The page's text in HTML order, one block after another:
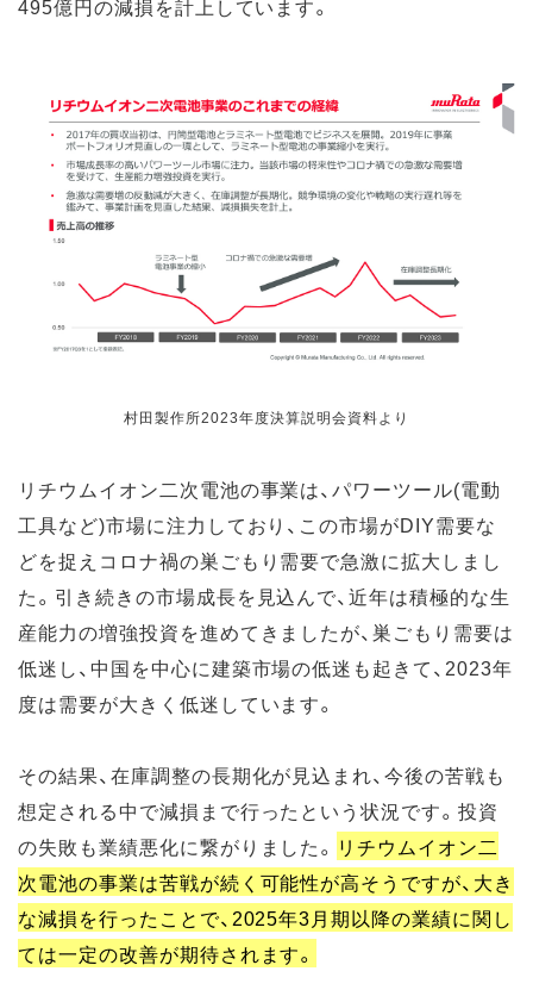
495億円の減損を計上しています。
村田製作所2023年度決算説明会資料より
リチウムイオン二次電池の事業は、パワーツール(電動
工具など)市場に注力しており、この市場がDIY需要な
どを捉えコロナ禍の巣ごもり需要で急激に拡大しまし
た。引き続きの市場成長を見込んで、近年は積極的な生
産能力の増強投資を進めてきましたが、巣ごもり需要は
低迷し、中国を中心に建築市場の低迷も起きて、2023年
度は需要が大きく低迷しています。
その結果、在庫調整の長期化が見込まれ、今後の苦戦も
想定される中で減損まで行ったという状況です。投資
の失敗も業績悪化に繋がりました。 リチウムイオン二
次電池の事業は苦戦が続く可能性が高そうですが、大き
な減損を行ったことで、2025年3月期以降の業績に関し
ては一定の改善が期待されます。